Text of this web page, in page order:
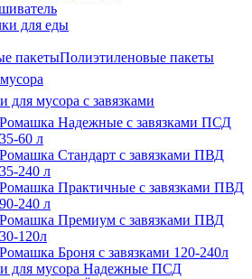
для еды
Полиэтиленовые пакеты
для мусора с завязками
Ромашка Надежные с завязками ПСД
35-60 л
Ромашка Стандарт с завязками ПВД
35-240 л
Ромашка Практичные с завязками ПВД
90-240 л
Ромашка Премиум с завязками ПВД
30-120л
Ромашка Броня с завязками 120-240л
для мусора Надежные ПСД